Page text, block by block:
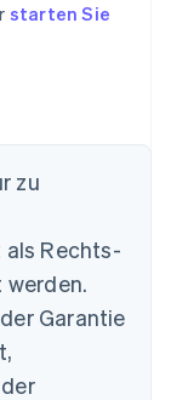
starten Sie
zu
Rechts-
Garantie